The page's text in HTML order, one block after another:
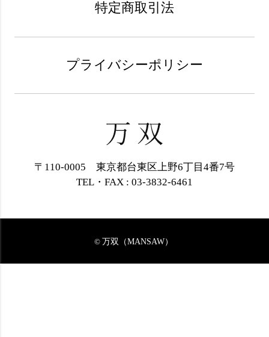
特定商取引法
プライバシーポリシー
〒110-0005 東京都台東区上野6丁目4番7号
TEL・FAX : 03-3832-6461
© 万双（MANSAW）